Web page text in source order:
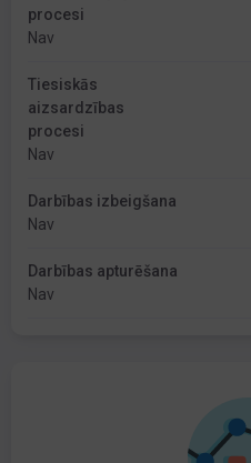
procesi
Nav
Tiesiskās
aizsardzības
procesi
Nav
Darbības izbeigšana
Nav
Darbības apturēšana
Nav